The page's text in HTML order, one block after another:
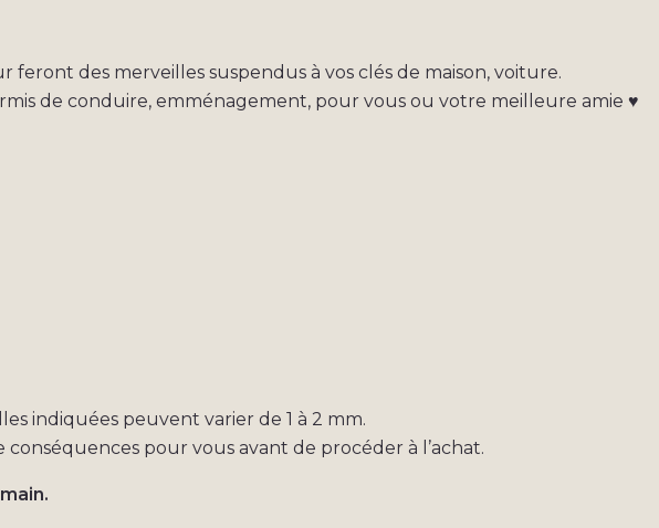
des merveilles suspendus à vos clés de maison, voiture.
de conduire, emménagement, pour vous ou votre meilleure amie ♥
indiquées peuvent varier de 1 à 2 mm.
conséquences pour vous avant de procéder à l’achat.